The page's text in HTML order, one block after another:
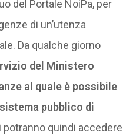
del Portale NoiPa, per
di un’utenza
Da qualche giorno
del Ministero
al quale è possibile
pubblico di
potranno quindi accedere